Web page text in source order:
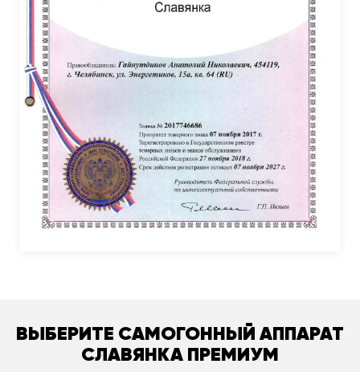
ВЫБЕРИТЕ САМОГОННЫЙ АППАРАТ
СЛАВЯНКА ПРЕМИУМ